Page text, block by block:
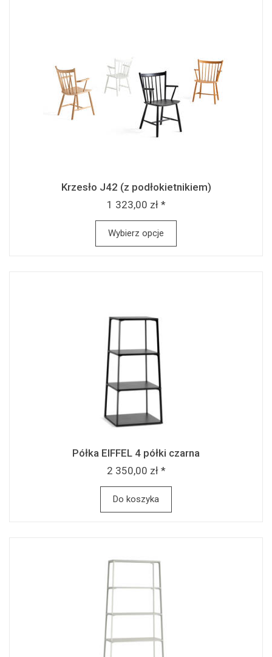
Krzesło J42 (z podłokietnikiem)
1 323,00 zł *
Wybierz opcje
Półka EIFFEL 4 półki czarna
2 350,00 zł *
Do koszyka